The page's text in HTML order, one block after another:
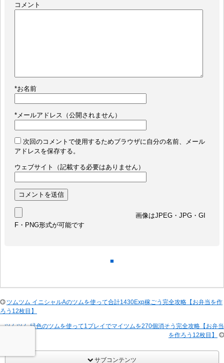
コメント
*お名前
* メールアドレス（公開されません）
次回のコメントで使用するためブラウザに自分の名前、メール
アドレスを保存する。
ウェブサイト（記載する必要はありません）
画像はJPEG・JPG・GI
F・PNG形式が可能です
■
ツムツム イニシャルAのツムを使って合計1430Exp稼ごう完全攻略【お弁当を作
ろう12枚目】
ツムツム 緑色のツムを使って1プレイでマイツムを270個消そう完全攻略【お弁当
を作ろう12枚目】
サブコンテンツ